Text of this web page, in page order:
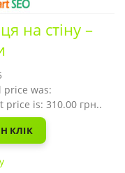
на стіну –
price was:
price is: 310.00 грн..
КЛІК